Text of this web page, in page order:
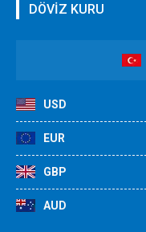
DÖVİZ KURU
USD
EUR
GBP
AUD